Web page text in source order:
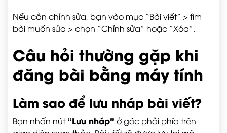
Nếu cần chỉnh sửa, bạn vào mục “Bài viết” > tìm
bài muốn sửa > chọn “Chỉnh sửa” hoặc “Xóa”.
Câu hỏi thường gặp khi
đăng bài bằng máy tính
Làm sao để lưu nháp bài viết?
Bạn nhấn nút“Lưu nháp” ở góc phải phía trên